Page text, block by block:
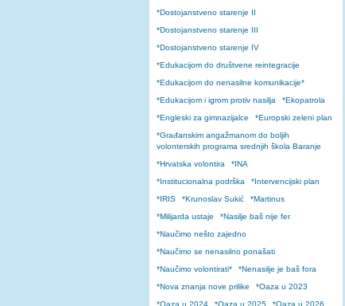
*Dostojanstveno starenje II
*Dostojanstveno starenje III
*Dostojanstveno starenje IV
*Edukacijom do društvene reintegracije
*Edukacijom do nenasilne komunikacije*
*Edukacijom i igrom protiv nasilja
*Ekopatrola
*Engleski za gimnazijalce
*Europski zeleni plan
*Građanskim angažmanom do boljih
volonterskih programa srednjih škola Baranje
*Hrvatska volontira
*INA
*Institucionalna podrška
*Intervencijski plan
*IRIS
*Krunoslav Sukić
*Martinus
*Milijarda ustaje
*Nasilje baš nije fer
*Naučimo nešto zajedno
*Naučimo se nenasilno ponašati
*Naučimo volontirati*
*Nenasilje je baš fora
*Nova znanja nove prilike
*Oaza u 2023
*Oaza u 2024
*Oaza u 2025
*Oaza u 2026